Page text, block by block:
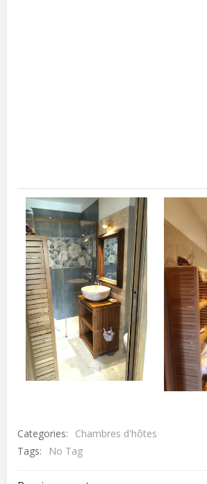
Categories:
Chambres d'hôtes
Tags:
No Tag